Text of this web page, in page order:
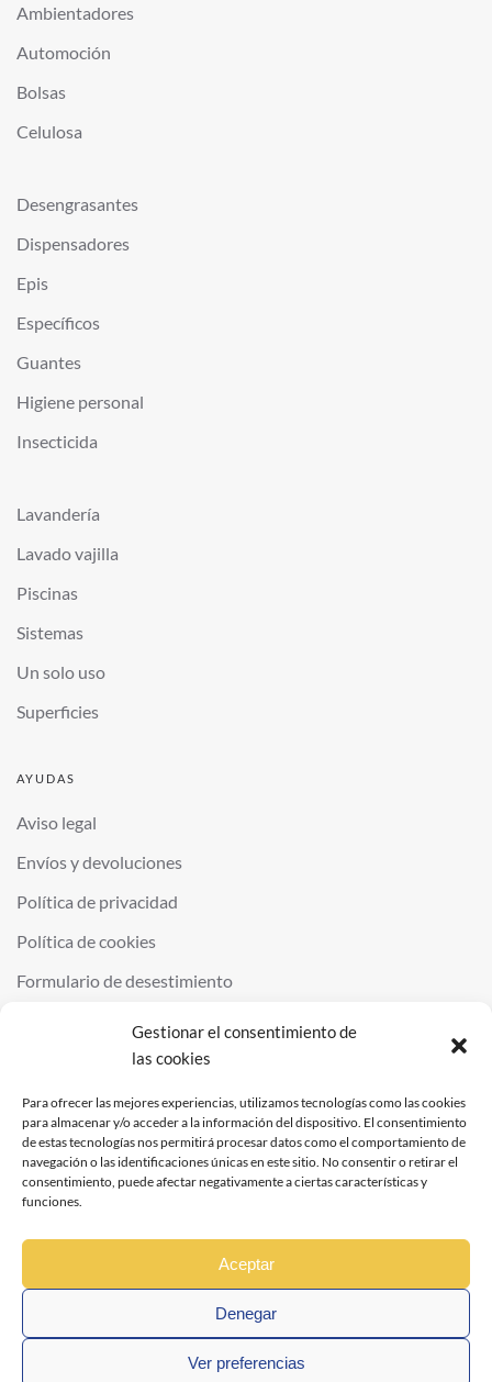
Gestionar el consentimiento de
las cookies
Para ofrecer las mejores experiencias, utilizamos tecnologías como las cookies
para almacenar y/o acceder a la información del dispositivo. El consentimiento
de estas tecnologías nos permitirá procesar datos como el comportamiento de
navegación o las identificaciones únicas en este sitio. No consentir o retirar el
consentimiento, puede afectar negativamente a ciertas características y
funciones.
Aceptar
Denegar
Ver preferencias
Ambientadores
Automoción
Bolsas
Celulosa
Desengrasantes
Dispensadores
Epis
Específicos
Guantes
Higiene personal
Insecticida
Lavandería
Lavado vajilla
Piscinas
Sistemas
Un solo uso
Superficies
AYUDAS
Aviso legal
Envíos y devoluciones
Política de privacidad
Política de cookies
Formulario de desestimiento
QUIMINOR SL. ALL RIGHTS RESERVED.